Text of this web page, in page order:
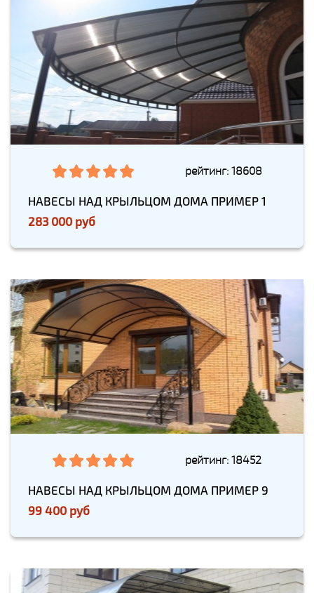
рейтинг: 18608
НАВЕСЫ НАД КРЫЛЬЦОМ ДОМА ПРИМЕР 1
283 000 руб
рейтинг: 18452
НАВЕСЫ НАД КРЫЛЬЦОМ ДОМА ПРИМЕР 9
99 400 руб